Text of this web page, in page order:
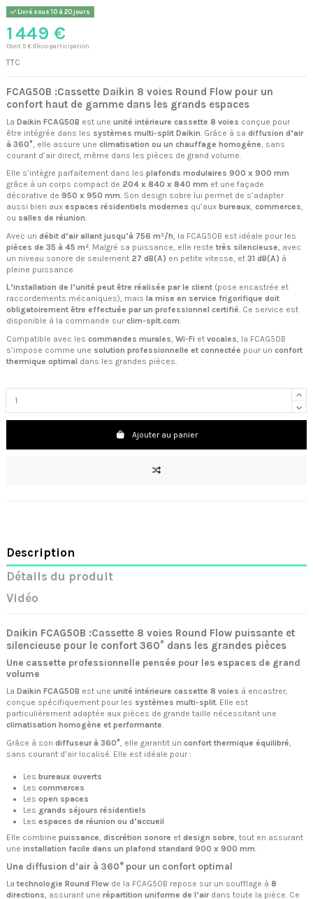
Livré sous 10 à 20 jours
1 449 €
Dont 5 € d'éco-participation
TTC
FCAG50B :Cassette Daikin 8 voies Round Flow pour un
confort haut de gamme dans les grands espaces
La Daikin FCAG50B est une unité intérieure cassette 8 voies conçue pour
être intégrée dans les systèmes multi-split Daikin . Grâce à sa diffusion d’air
à 360° , elle assure une climatisation ou un chauffage homogène , sans
courant d’air direct, même dans les pièces de grand volume.
Elle s’intègre parfaitement dans les plafonds modulaires 900 x 900 mm
grâce à un corps compact de 204 x 840 x 840 mm et une façade
décorative de 950 x 950 mm. Son design sobre lui permet de s’adapter
aussi bien aux espaces résidentiels modernes qu’aux bureaux, commerces,
ou salles de réunion.
Avec un débit d’air allant jusqu’à 756 m³/h , la FCAG50B est idéale pour les
pièces de 35 à 45 m² . Malgré sa puissance, elle reste très silencieuse , avec
un niveau sonore de seulement 27 dB(A) en petite vitesse, et 31 dB(A) à
pleine puissance.
L’installation de l’unité peut être réalisée par le client (pose encastrée et
raccordements mécaniques), mais la mise en service frigorifique doit
obligatoirement être effectuée par un professionnel certifié. Ce service est
disponible à la commande sur clim-splt.com.
Compatible avec les commandes murales, Wi-Fi et vocales, la FCAG50B
s’impose comme une solution professionnelle et connectée pour un confort
thermique optimal dans les grandes pièces.
Ajouter au panier
Description
Détails du produit
Vidéo
Daikin FCAG50B :Cassette 8 voies Round Flow puissante et
silencieuse pour le confort 360° dans les grandes pièces
Une cassette professionnelle pensée pour les espaces de grand
volume
La Daikin FCAG50B est une unité intérieure cassette 8 voies à encastrer,
conçue spécifiquement pour les systèmes multi-split. Elle est
particulièrement adaptée aux pièces de grande taille nécessitant une
climatisation homogène et performante.
Grâce à son diffuseur à 360° , elle garantit un confort thermique équilibré
sans courant d’air localisé. Elle est idéale pour :
Les bureaux ouverts
Les commerces
Les open spaces
Les grands séjours résidentiels
Les espaces de réunion ou d’accueil
Elle combine puissance, discrétion sonore et design sobre, tout en assurant
une installation facile dans un plafond standard 900 x 900 mm.
Une diffusion d’air à 360° pour un confort optimal
La technologie Round Flow de la FCAG50B repose sur un soufflage à 8
directions, assurant une répartition uniforme de l’airdans toute la pièce. Ce